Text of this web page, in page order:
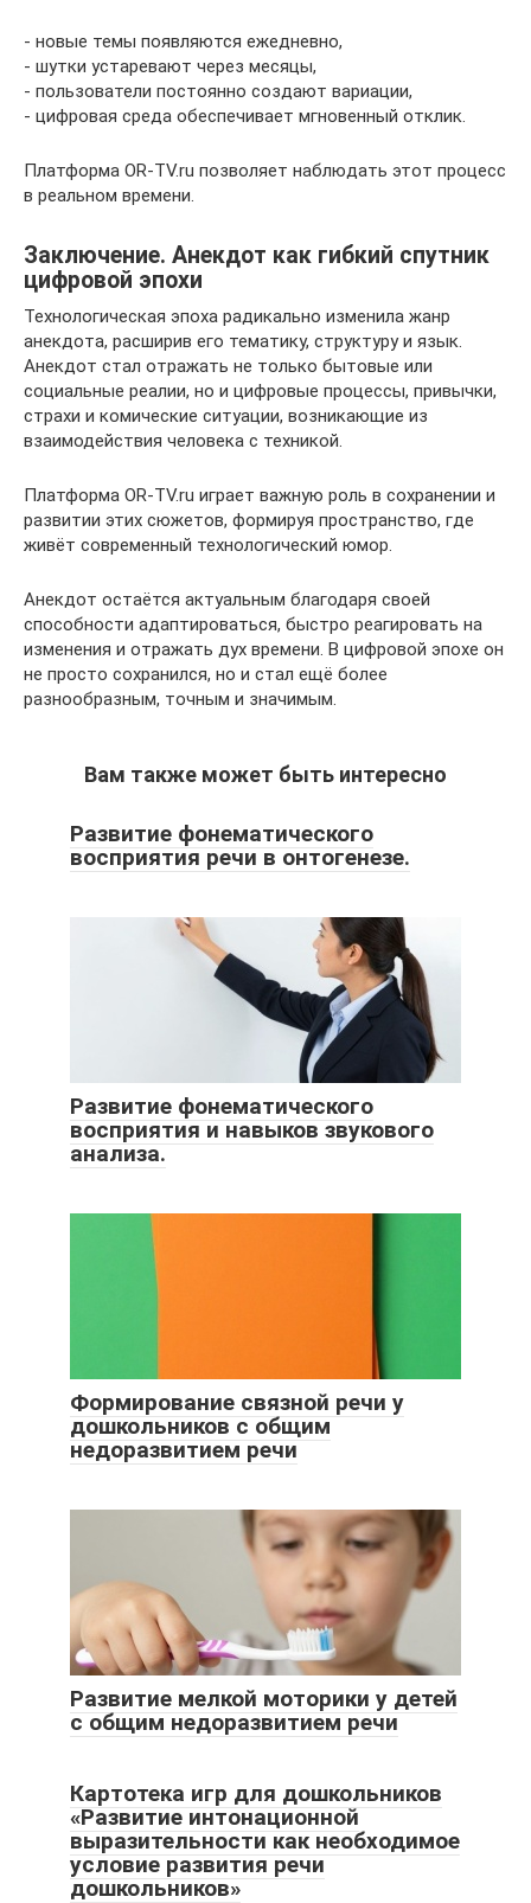
- новые темы появляются ежедневно,
- шутки устаревают через месяцы,
- пользователи постоянно создают вариации,
- цифровая среда обеспечивает мгновенный отклик.
Платформа OR-TV.ru позволяет наблюдать этот процесс
в реальном времени.
Заключение. Анекдот как гибкий спутник
цифровой эпохи
Технологическая эпоха радикально изменила жанр
анекдота, расширив его тематику, структуру и язык.
Анекдот стал отражать не только бытовые или
социальные реалии, но и цифровые процессы, привычки,
страхи и комические ситуации, возникающие из
взаимодействия человека с техникой.
Платформа OR-TV.ru играет важную роль в сохранении и
развитии этих сюжетов, формируя пространство, где
живёт современный технологический юмор.
Анекдот остаётся актуальным благодаря своей
способности адаптироваться, быстро реагировать на
изменения и отражать дух времени. В цифровой эпохе он
не просто сохранился, но и стал ещё более
разнообразным, точным и значимым.
Вам также может быть интересно
Развитие фонематического
восприятия речи в онтогенезе.
Развитие фонематического
восприятия и навыков звукового
анализа.
Формирование связной речи у
дошкольников с общим
недоразвитием речи
Развитие мелкой моторики у детей
с общим недоразвитием речи
Картотека игр для дошкольников
«Развитие интонационной
выразительности как необходимое
условие развития речи
дошкольников»